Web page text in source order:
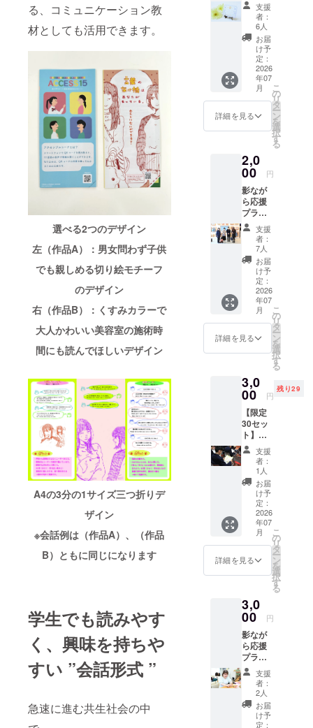
る、コミュニケーション教
材としても活用できます。
選べる2つのデザイン
左（作品A）：男女問わず子供
でも親しめる切り絵モチーフ
のデザイン
右（作品B）：くすみカラーで
大人かわいい美容室の施術時
間にも読んでほしいデザイン
A4の3分の1サイズ三つ折りデ
ザイン
※会話例は（作品A）、（作品
B）ともに同じになります
学⽣でも読みやす
く、興味を持ちや
すい ”会話形式 ”
急速に進む共生社会の中
るの？」
ネイルは見
て楽しむも
のなので、
本人たちが
見て楽しむ
ことは難し
い。
そこで大き
な疑問が生
まれまし
美容の本当
の価値とは
美容が自分
を着飾るた
めだけのも
のならば、
自分の姿を
難しい人た
ちが、なぜ
ネイルを楽
しむのか。
もしかし
て、自分を
着飾ること
以外の理由
があるので
はないかと
いうことで
す。
は、ネイル
をした視覚
障がいをお
持ちの方々
の、心から
喜ぶ姿を見
て、声を聞
いて、確信
なく文
字情報
にも 手
描き表
現を積
極的に
取り入
れてい
ます。
漫画風
内容を
分かり
やすく
し、
キャ ラ
クター
同士の
チャッ
ト画面
のよう
な構成
にする
こと
で、特
に若い
世代が
気軽に
しまし
た。
キドキ
プラ
ン】
（点字
で前向
きにな
れる
メッ
セージ
カード
画像＋
解読用
画像付
き） 晴
眼者の
方にお
すすめ
です！
“目で見
て楽し
める点
字体
験”とし
て、コ
レク
ション
感覚で
楽しみ
なが
障害者
支援に
もつな
がるプ
ランで
す。
JBBの
視覚障
害ス
タッフ
が、下
記の
「前向
きにな
れる10
のメッ
セー
ムで1つ
を選
を込め
て点字
メッ
セージ
カード
を制
作。 そ
のカー
支援
者：
6人
お届
け予
定：
2026
年07
月
詳細を見る
こ
の
リ
タ
ー
ン
を
選
択
す
る
2,0
00 円
影なが
ら応援
プラン
(お礼の
メッ
セージ
付き)
「リー
フレッ
トは使
う機会
がない
けれ
ど、活
動を応
援した
んなお
気持ち
でご参
加いた
だける
プラン
です。
感謝を
込め
て、
キャン
プファ
イヤー
のメッ
セージ
機能に
て、お
をお送
りしま
す。 あ
なたの
応援
が、や
さしい
声かけ
を社会
に広げ
る力に
支援
者：
7人
お届
け予
定：
2026
年07
月
詳細を見る
こ
の
リ
タ
ー
ン
を
選
択
す
る
3,0
00 円
残り29
【限定
30セッ
ト】入
学祝い
に｜や
さしい
声かけ
リーフ
レット
＋点字
のお祝
いメッ
セージ
カード
やさし
い声か
フレッ
ト（作
品Aまた
はB）を
1部お届
けしま
す。 さ
らに、
JBBの
視覚障
がいの
あるス
支援
者：
1人
お届
け予
定：
2026
年07
月
詳細を見る
こ
の
リ
タ
ー
ン
を
選
択
す
る
3,0
00 円
影なが
ら応援
プラン
（お礼
メッ
セージ
＋点字
であり
がとう
支援
者：
2人
お届
け予
定：